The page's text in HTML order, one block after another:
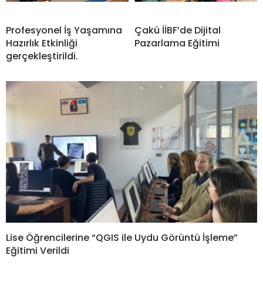
Profesyonel İş Yaşamına
Hazırlık Etkinliği
gerçekleştirildi.
Çakü İİBF’de Dijital
Pazarlama Eğitimi
Lise Öğrencilerine “QGIS ile Uydu Görüntü İşleme”
Eğitimi Verildi